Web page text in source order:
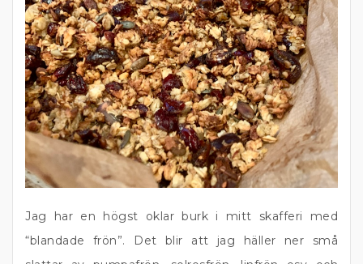
Jag har en högst oklar burk i mitt skafferi med
“blandade frön”. Det blir att jag häller ner små